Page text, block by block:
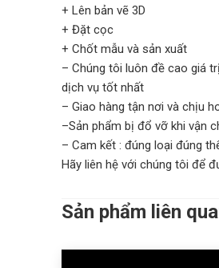
+ Lên bản vẽ 3D
+ Đặt cọc
+ Chốt mẫu và sản xuất
– Chúng tôi luôn đề cao giá
dịch vụ tốt nhất
– Giao hàng tận nơi và chịu
–Sản phẩm bị đổ vỡ khi vận
– Cam kết : đúng loại đúng
Hãy liên hệ với chúng tôi để
Sản phẩm liên